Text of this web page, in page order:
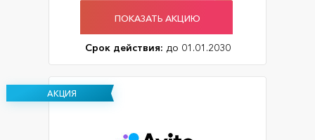
ПОКАЗАТЬ АКЦИЮ
Срок действия: до 01.01.2030
АКЦИЯ